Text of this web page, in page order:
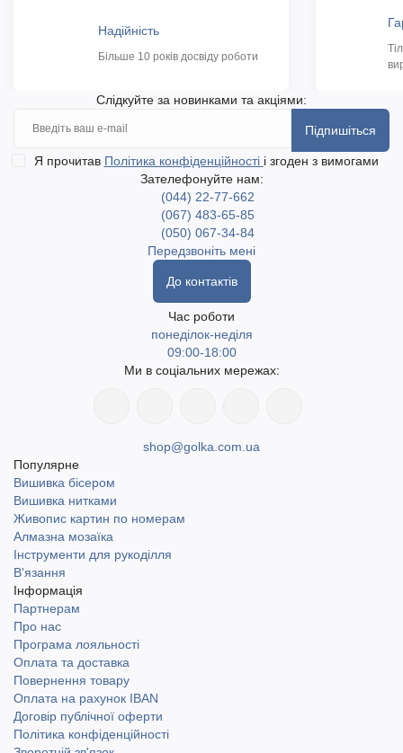
Надійність
Більше 10 років досвіду роботи
Слідкуйте за новинками та акціями:
Підпишіться
Я прочитав Політика конфіденційності і згоден з вимогами
Зателефонуйте нам:
(044) 22-77-662
(067) 483-65-85
(050) 067-34-84
Передзвоніть мені
До контактів
Час роботи
понеділок-неділя
09:00-18:00
Ми в соціальних мережах:
shop@golka.com.ua
Популярне
Вишивка бісером
Вишивка нитками
Живопис картин по номерам
Алмазна мозаїка
Інструменти для рукоділля
В'язання
Інформація
Партнерам
Про нас
Програма лояльності
Оплата та доставка
Повернення товару
Оплата на рахунок IBAN
Договір публічної оферти
Політика конфіденційності